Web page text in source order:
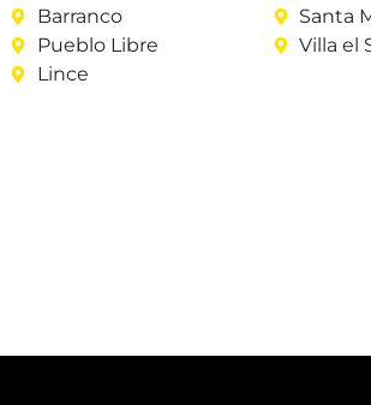
Barranco
Pueblo Libre
Lince
Santa
Villa el